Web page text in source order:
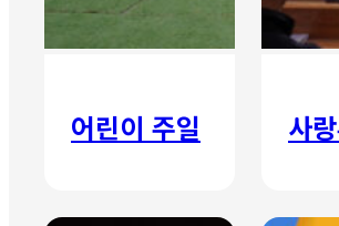
어린이 주일